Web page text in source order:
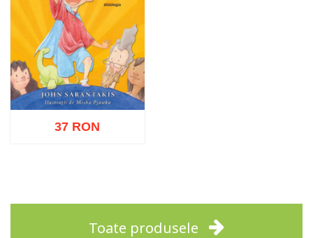
37 RON
Toate produsele